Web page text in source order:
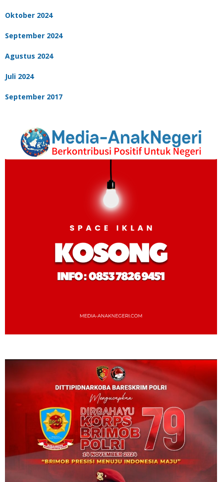
Oktober 2024
September 2024
Agustus 2024
Juli 2024
September 2017